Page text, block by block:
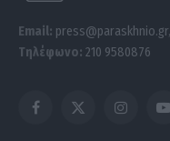
Email: press@paraskhnio.gr,
Τηλέφωνο: 210 9580876
Facebook
X
Instagram